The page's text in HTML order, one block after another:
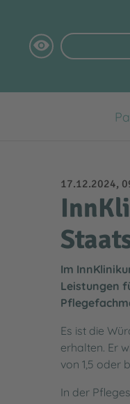
Babygalerie
Virtueller
Ihre
Ausbildung
Praktikum
Klinikleitung
Pflege
Daten &
Labor
17.12.2024,
Im
Leistungen
Es ist die
erhalten. Er
von 1,5 oder
In der